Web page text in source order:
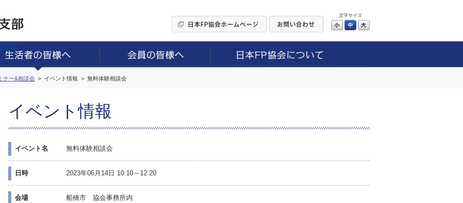
文字サイズ
小 中
ナー&相談会 イベント情報 無料体験相談会
イベント情報
イベント名 無料体験相談会
日時 2023年06月14日 10:10～12:20
会場
船橋市 協会事務所内